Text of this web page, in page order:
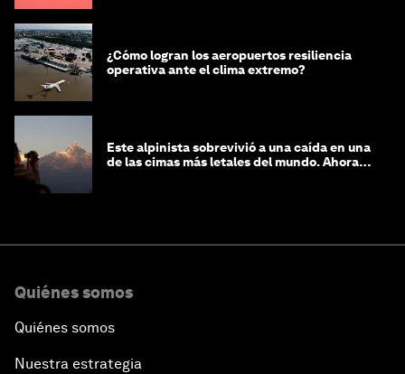
¿Cómo logran los aeropuertos resiliencia
operativa ante el clima extremo?
Este alpinista sobrevivió a una caída en una
de las cimas más letales del mundo. Ahora
Quiénes somos
Quiénes somos
Nuestra estrategia